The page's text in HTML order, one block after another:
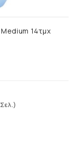
14τμχ